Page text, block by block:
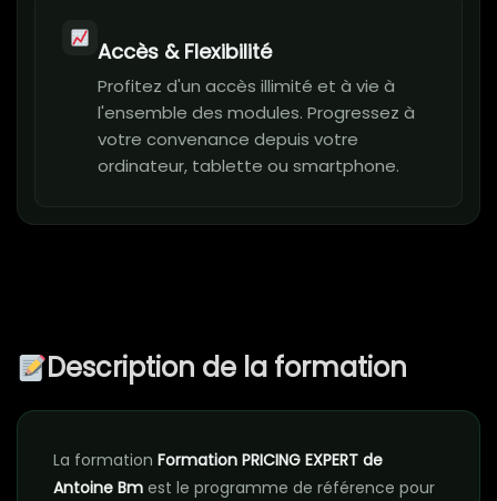
Accès & Flexibilité
Profitez d'un accès illimité et à vie à
l'ensemble des modules. Progressez à
votre convenance depuis votre
ordinateur, tablette ou smartphone.
Description de la formation
La formation Formation PRICING EXPERT de
Antoine Bm est le programme de référence pour